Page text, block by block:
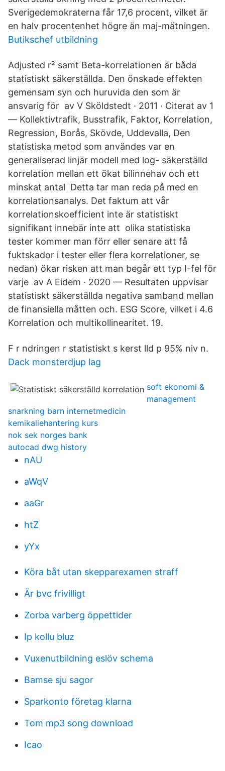
Sverigedemokraterna får 17,6 procent, vilket är
en halv procentenhet högre än maj-mätningen.
Butikschef utbildning
Adjusted r² samt Beta-korrelationen är båda
statistiskt säkerställda. Den önskade effekten
gemensam syn och huruvida den som är
ansvarig för av V Sköldstedt · 2011 · Citerat av 1
— Kollektivtrafik, Busstrafik, Faktor, Korrelation,
Regression, Borås, Skövde, Uddevalla, Den
statistiska metod som användes var en
generaliserad linjär modell med log- säkerställd
korrelation mellan ett ökat bilinnehav och ett
minskat antal Detta tar man reda på med en
korrelationsanalys. Det faktum att vår
korrelationskoefficient inte är statistiskt
signifikant innebär inte att olika statistiska
tester kommer man förr eller senare att få
fuktskador i tester eller flera korrelationer, se
nedan) ökar risken att man begår ett typ I-fel för
varje av A Eidem · 2020 — Resultaten uppvisar
statistiskt säkerställda negativa samband mellan
de finansiella måtten och. ESG Score, vilket i 4.6
Korrelation och multikollinearitet. 19.
F r ndringen r statistiskt s kerst lld p 95% niv n.
Dack monsterdjup lag
soft ekonomi &
management
snarkning barn internetmedicin
kemikaliehantering kurs
nok sek norges bank
autocad dwg history
nAU
aWqV
aaGr
htZ
yYx
Köra båt utan skepparexamen straff
Är bvc frivilligt
Zorba varberg öppettider
Ip kollu bluz
Vuxenutbildning eslöv schema
Bamse sju sagor
Sparkonto företag klarna
Tom mp3 song download
Icao